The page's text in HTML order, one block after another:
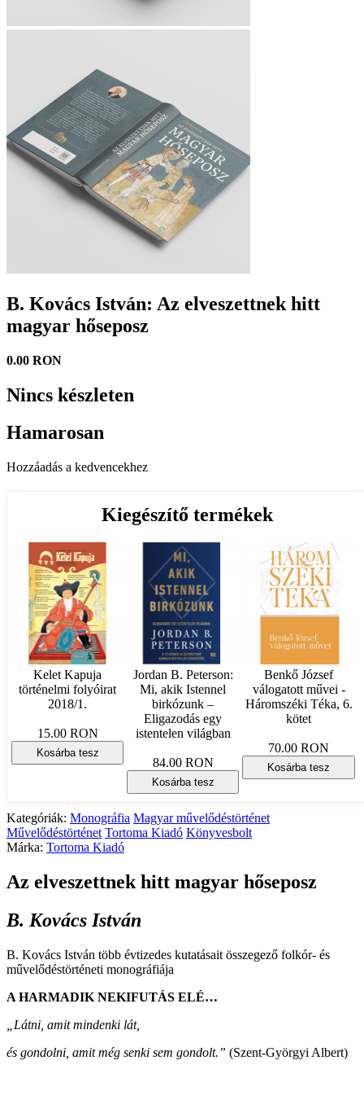
B. Kovács István: Az elveszettnek hitt
magyar hőseposz
0.00 RON
Nincs készleten
Hamarosan
Hozzáadás a kedvencekhez
Kiegészítő termékek
Kelet Kapuja
történelmi folyóirat
2018/1.
15.00 RON
Kosárba tesz
Jordan B. Peterson:
Mi, akik Istennel
birkózunk –
Eligazodás egy
istentelen világban
84.00 RON
Kosárba tesz
Benkő József
válogatott művei -
Háromszéki Téka, 6.
kötet
70.00 RON
Kosárba tesz
Kategóriák: Monográfia Magyar művelődéstörténet
Művelődéstörténet Tortoma Kiadó Könyvesbolt
Márka: Tortoma Kiadó
Az elveszettnek hitt magyar hőseposz
B. Kovács István
B. Kovács István több évtizedes kutatásait összegező folkór- és
művelődéstörténeti monográfiája
A HARMADIK NEKIFUTÁS ELÉ…
Látni, amit mindenki lát,
és gondolni, amit még senki sem gondolt.” (Szent-Györgyi Albert)